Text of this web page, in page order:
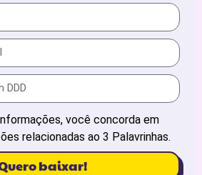
você concorda em
relacionadas ao 3 Palavrinhas.
baixar!